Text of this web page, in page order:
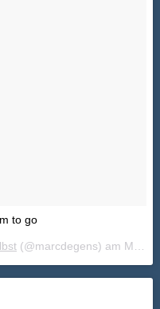
to go
(@marcdegens) am Mai 22, 2018 um 5:05 PDT